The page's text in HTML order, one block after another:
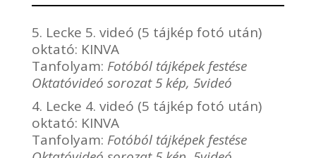
5. Lecke 5. videó (5 tájkép fotó után)
oktató: KINVA
Tanfolyam: Fotóból tájképek festése
Oktatóvideó sorozat 5 kép, 5videó
4. Lecke 4. videó (5 tájkép fotó után)
oktató: KINVA
Tanfolyam: Fotóból tájképek festése